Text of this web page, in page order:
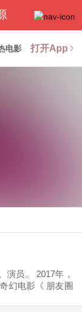
电影 打开App
演员。 2017年，
幻电影《 朋友圈
，参演的都市奇